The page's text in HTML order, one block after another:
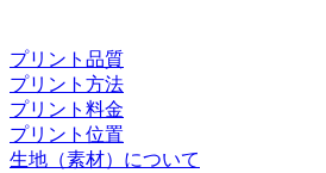
プリント品質
プリント方法
プリント料金
プリント位置
生地（素材）について